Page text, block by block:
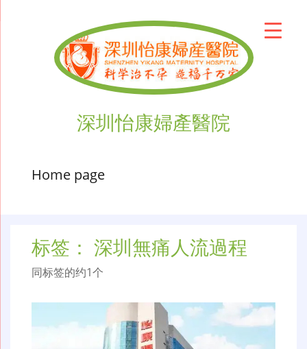
深圳怡康婦產醫院
Home page
标签： 深圳無痛人流過程
同标签的约1个